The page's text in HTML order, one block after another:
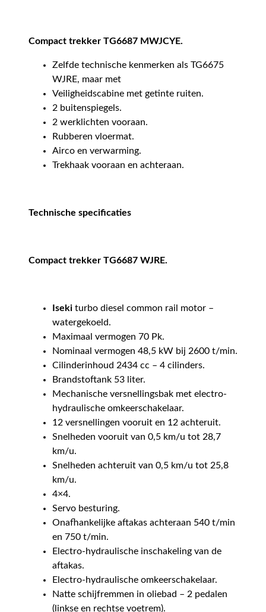
Compact trekker TG6687 MWJCYE.
Zelfde technische kenmerken als TG6675
WJRE, maar met
Veiligheidscabine met getinte ruiten.
2 buitenspiegels.
2 werklichten vooraan.
Rubberen vloermat.
Airco en verwarming.
Trekhaak vooraan en achteraan.
Technische specificaties
Compact trekker TG6687 WJRE.
Iseki turbo diesel common rail motor –
watergekoeld.
Maximaal vermogen 70 Pk.
Nominaal vermogen 48,5 kW bij 2600 t/min.
Cilinderinhoud 2434 cc – 4 cilinders.
Brandstoftank 53 liter.
Mechanische versnellingsbak met electro-
hydraulische omkeerschakelaar.
12 versnellingen vooruit en 12 achteruit.
Snelheden vooruit van 0,5 km/u tot 28,7
km/u.
Snelheden achteruit van 0,5 km/u tot 25,8
km/u.
4×4.
Servo besturing.
Onafhankelijke aftakas achteraan 540 t/min
en 750 t/min.
Electro-hydraulische inschakeling van de
aftakas.
Electro-hydraulische omkeerschakelaar.
Natte schijfremmen in oliebad – 2 pedalen
(linkse en rechtse voetrem).